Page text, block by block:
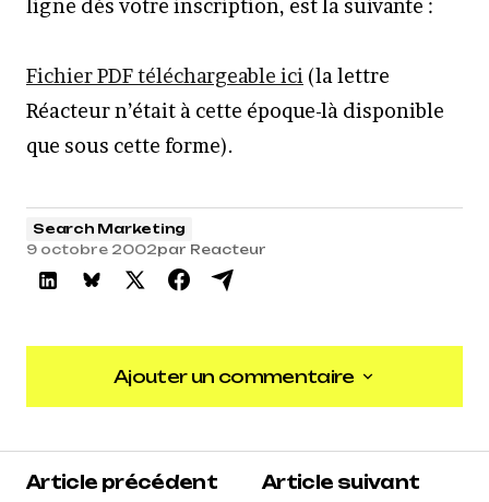
ligne dès votre inscription, est la suivante :
Fichier PDF téléchargeable ici (la lettre
Réacteur n’était à cette époque-là disponible
que sous cette forme).
Search Marketing
9 octobre 2002par Reacteur
Ajouter un commentaire
Ajouter un commentaire
Article précédent
Article suivant